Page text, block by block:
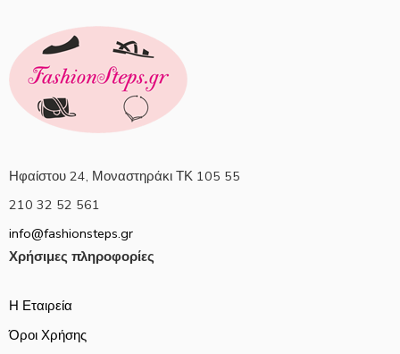
Ηφαίστου 24, Μοναστηράκι ΤΚ 105 55
210 32 52 561
info@fashionsteps.gr
Χρήσιμες πληροφορίες
Η Εταιρεία
Όροι Χρήσης